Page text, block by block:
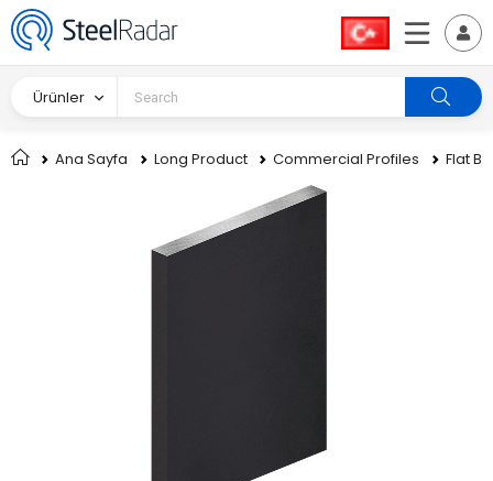
Ürünler
Ana Sayfa Long Product Commercial Profiles Flat